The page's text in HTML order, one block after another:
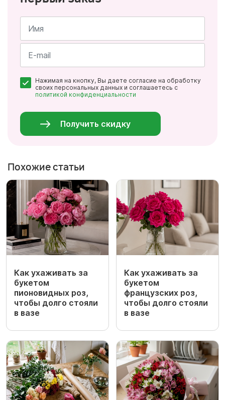
Имя
*
Нажимая на кнопку, Вы даете согласие на обработку
своих персональных данных и соглашаетесь с
политикой конфиденциальности
Получить скидку
Похожие статьи
Как ухаживать за
букетом
пионовидных роз,
чтобы долго стояли
в вазе
Как ухаживать за
букетом
французских роз,
чтобы долго стояли
в вазе